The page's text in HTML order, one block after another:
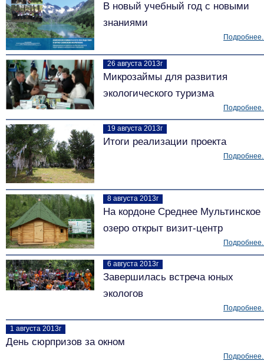
В новый учебный год с новыми
знаниями
26 августа 2013г
Микрозаймы для развития
экологического туризма
19 августа 2013г
Итоги реализации проекта
8 августа 2013г
На кордоне Среднее Мультинское
озеро открыт визит-центр
6 августа 2013г
Завершилась встреча юных
экологов
1 августа 2013г
День сюрпризов за окном